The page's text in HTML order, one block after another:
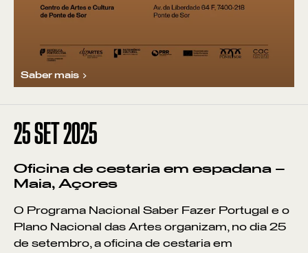
Saber mais
25SET 2025
Oficina de cestaria em espadana –
Maia, Açores
O Programa Nacional Saber Fazer Portugal e o
Plano Nacional das Artes organizam, no dia 25
de setembro, a oficina de cestaria em